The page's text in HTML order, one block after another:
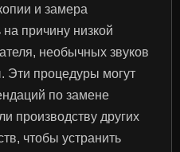
и замера
на причину низкой
необычных звуков
Эти процедуры могут
по замене
производству других
чтобы устранить